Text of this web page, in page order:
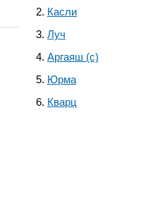
Касли
Луч
Аргаяш (с)
Юрма
Кварц